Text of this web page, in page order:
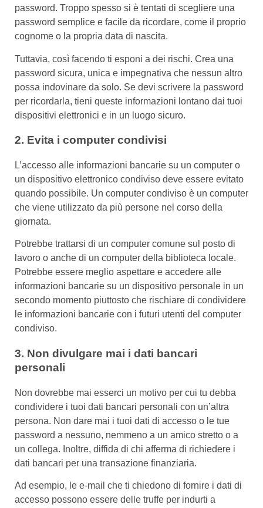
password. Troppo spesso si è tentati di scegliere una
password semplice e facile da ricordare, come il proprio
cognome o la propria data di nascita.
Tuttavia, così facendo ti esponi a dei rischi. Crea una
password sicura, unica e impegnativa che nessun altro
possa indovinare da solo. Se devi scrivere la password
per ricordarla, tieni queste informazioni lontano dai tuoi
dispositivi elettronici e in un luogo sicuro.
2. Evita i computer condivisi
L’accesso alle informazioni bancarie su un computer o
un dispositivo elettronico condiviso deve essere evitato
quando possibile. Un computer condiviso è un computer
che viene utilizzato da più persone nel corso della
giornata.
Potrebbe trattarsi di un computer comune sul posto di
lavoro o anche di un computer della biblioteca locale.
Potrebbe essere meglio aspettare e accedere alle
informazioni bancarie su un dispositivo personale in un
secondo momento piuttosto che rischiare di condividere
le informazioni bancarie con i futuri utenti del computer
condiviso.
3. Non divulgare mai i dati bancari
personali
Non dovrebbe mai esserci un motivo per cui tu debba
condividere i tuoi dati bancari personali con un’altra
persona. Non dare mai i tuoi dati di accesso o le tue
password a nessuno, nemmeno a un amico stretto o a
un collega. Inoltre, diffida di chi afferma di richiedere i
dati bancari per una transazione finanziaria.
Ad esempio, le e-mail che ti chiedono di fornire i dati di
accesso possono essere delle truffe per indurti a